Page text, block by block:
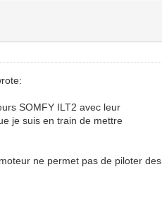
SOMFY ILT2 avec leur
je suis en train de mettre
ne permet pas de piloter des